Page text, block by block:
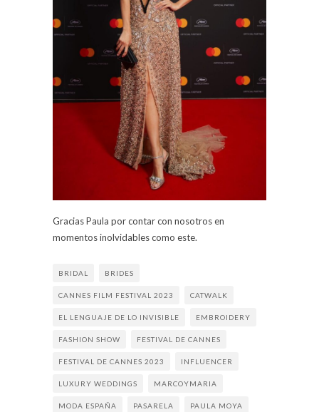
Gracias Paula por contar con nosotros en
momentos inolvidables como este.
BRIDAL BRIDES
CANNES FILM FESTIVAL 2023 CATWALK
EL LENGUAJE DE LO INVISIBLE EMBROIDERY
FASHION SHOW FESTIVAL DE CANNES
FESTIVAL DE CANNES 2023 INFLUENCER
LUXURY WEDDINGS MARCOYMARIA
MODA ESPAÑA PASARELA PAULA MOYA